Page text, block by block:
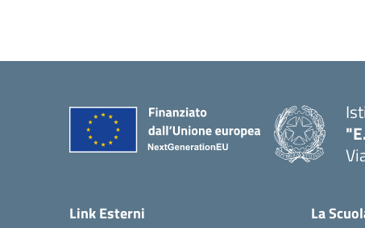
Link Esterni La